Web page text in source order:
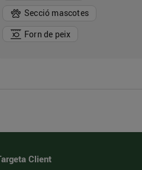
Secció mascotes
Forn de peix
Client